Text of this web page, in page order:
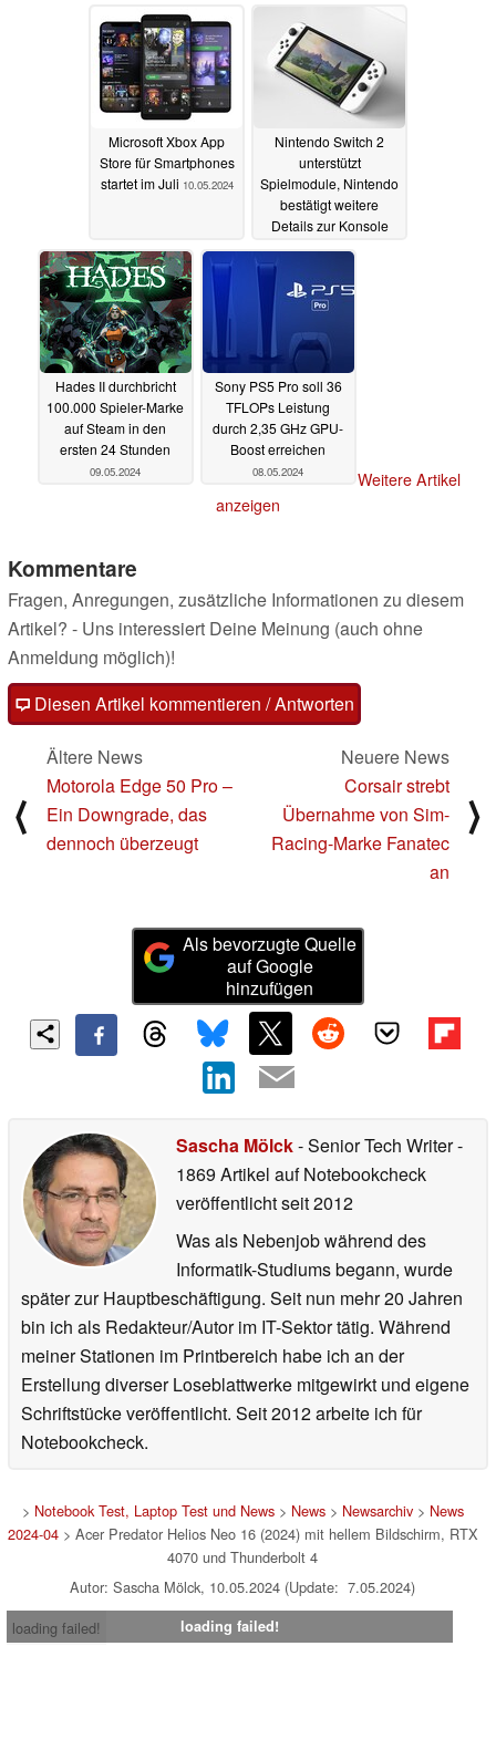
Microsoft Xbox App
Store für Smartphones
startet im Juli 10.05.2024
Nintendo Switch 2
unterstützt
Spielmodule, Nintendo
bestätigt weitere
Details zur Konsole
09.05.2024
Hades II durchbricht
100.000 Spieler-Marke
auf Steam in den
ersten 24 Stunden
09.05.2024
Sony PS5 Pro soll 36
TFLOPs Leistung
durch 2,35 GHz GPU-
Boost erreichen
08.05.2024
Weitere Artikel
anzeigen
Kommentare
Fragen, Anregungen, zusätzliche Informationen zu diesem
Artikel? - Uns interessiert Deine Meinung (auch ohne
Anmeldung möglich)!
Diesen Artikel kommentieren / Antworten
⟨
Ältere News
Motorola Edge 50 Pro –
Ein Downgrade, das
dennoch überzeugt
Neuere News
Corsair strebt
Übernahme von Sim-
Racing-Marke Fanatec
an
⟩
Als bevorzugte Quelle
auf Google
hinzufügen
Sascha Mölck- Senior Tech Writer-
1869 Artikel auf Notebookcheck
veröffentlichtseit 2012
Was als Nebenjob während des
Informatik-Studiums begann, wurde
später zur Hauptbeschäftigung. Seit nun mehr 20 Jahren
bin ich als Redakteur/Autor im IT-Sektor tätig. Während
meiner Stationen im Printbereich habe ich an der
Erstellung diverser Loseblattwerke mitgewirkt und eigene
Schriftstücke veröffentlicht. Seit 2012 arbeite ich für
Notebookcheck.
> Notebook Test, Laptop Test und News> News> Newsarchiv> News
2024-04> Acer Predator Helios Neo 16 (2024) mit hellem Bildschirm, RTX
4070 und Thunderbolt 4
Autor: Sascha Mölck, 10.05.2024 (Update: 7.05.2024)
loading failed!
loading failed!